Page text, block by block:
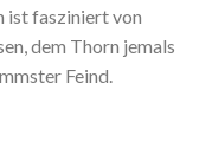
ist fasziniert von
dem Thorn jemals
Feind.